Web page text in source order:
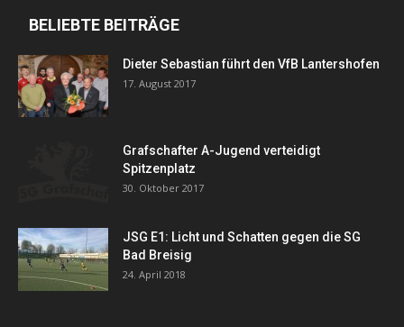
BELIEBTE BEITRÄGE
Dieter Sebastian führt den VfB Lantershofen
17. August 2017
Grafschafter A-Jugend verteidigt
Spitzenplatz
30. Oktober 2017
JSG E1: Licht und Schatten gegen die SG
Bad Breisig
24. April 2018